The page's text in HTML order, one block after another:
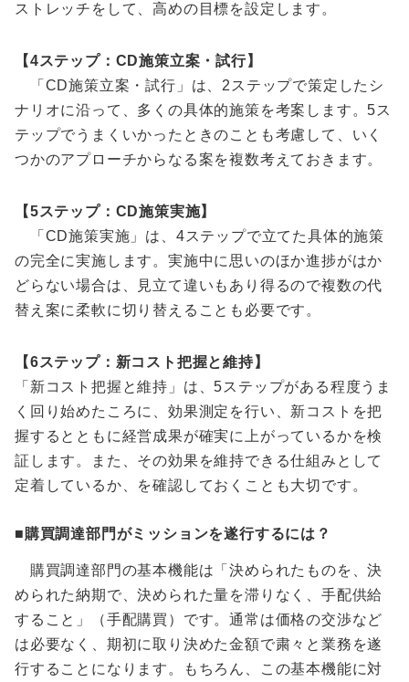
ストレッチをして、高めの目標を設定します。
【4ステップ：CD施策立案・試行】
「CD施策立案・試行」は、2ステップで策定したシ
ナリオに沿って、多くの具体的施策を考案します。5ス
テップでうまくいかったときのことも考慮して、いく
つかのアプローチからなる案を複数考えておきます。
【5ステップ：CD施策実施】
「CD施策実施」は、4ステップで立てた具体的施策
の完全に実施します。実施中に思いのほか進捗がはか
どらない場合は、見立て違いもあり得るので複数の代
替え案に柔軟に切り替えることも必要です。
【6ステップ：新コスト把握と維持】
「新コスト把握と維持」は、5ステップがある程度うま
く回り始めたころに、効果測定を行い、新コストを把
握するとともに経営成果が確実に上がっているかを検
証します。また、その効果を維持できる仕組みとして
定着しているか、を確認しておくことも大切です。
■購買調達部門がミッションを遂行するには？
購買調達部門の基本機能は「決められたものを、決
められた納期で、決められた量を滞りなく、手配供給
すること」（手配購買）です。通常は価格の交渉など
は必要なく、期初に取り決めた金額で粛々と業務を遂
行することになります。もちろん、この基本機能に対